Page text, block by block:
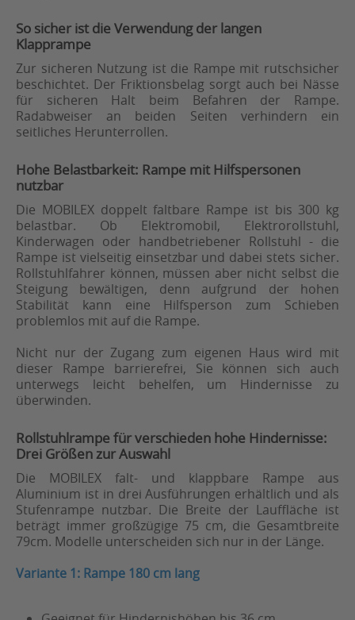
So sicher ist die Verwendung der langen
Klapprampe
Zur sicheren Nutzung ist die Rampe mit rutschsicher
beschichtet. Der Friktionsbelag sorgt auch bei Nässe
für sicheren Halt beim Befahren der Rampe.
Radabweiser an beiden Seiten verhindern ein
seitliches Herunterrollen.
Hohe Belastbarkeit: Rampe mit Hilfspersonen
nutzbar
Die MOBILEX doppelt faltbare Rampe ist bis 300 kg
belastbar. Ob Elektromobil, Elektrorollstuhl,
Kinderwagen oder handbetriebener Rollstuhl - die
Rampe ist vielseitig einsetzbar und dabei stets sicher.
Rollstuhlfahrer können, müssen aber nicht selbst die
Steigung bewältigen, denn aufgrund der hohen
Stabilität kann eine Hilfsperson zum Schieben
problemlos mit auf die Rampe.
Nicht nur der Zugang zum eigenen Haus wird mit
dieser Rampe barrierefrei, Sie können sich auch
unterwegs leicht behelfen, um Hindernisse zu
überwinden.
Rollstuhlrampe für verschieden hohe Hindernisse:
Drei Größen zur Auswahl
Die MOBILEX falt- und klappbare Rampe aus
Aluminium ist in drei Ausführungen erhältlich und als
Stufenrampe nutzbar. Die Breite der Lauffläche ist
beträgt immer großzügige 75 cm, die Gesamtbreite
79cm. Modelle unterscheiden sich nur in der Länge.
Variante 1: Rampe 180 cm lang